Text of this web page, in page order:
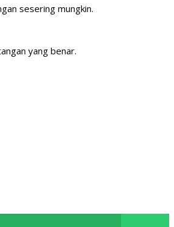
sesering mungkin.
yang benar.